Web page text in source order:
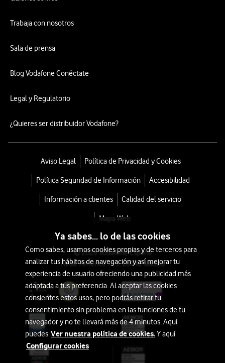
Trabaja con nosotros
Sala de prensa
Blog Vodafone Conéctate
Legal y Regulatorio
¿Quieres ser distribuidor Vodafone?
Aviso Legal Política de Privacidad y Cookies
Política Seguridad de Información Accesibilidad
Información a clientes Calidad del servicio
Mapa Web
© 2026 Vodafone España
Avda. América 115, 28042 Madrid
Ya sabes... lo de las cookies
Como sabes, usamos cookies propias y de terceros para
analizar tus hábitos de navegación y así mejorar tu
experiencia de usuario ofreciendo una publicidad más
adaptada a tus preferencia. Al aceptar las cookies
consientes estos usos, pero podrás retirar tu
consentimiento sin problema en las funciones de tu
navegador y no te llevará más de 4 minutos. Aquí
puedes Ver nuestra política de cookies.Y aquí
Configurar cookies